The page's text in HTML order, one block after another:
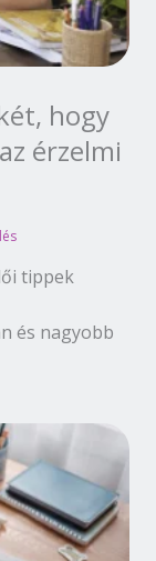
hogy
érzelmi
tippek
és nagyobb